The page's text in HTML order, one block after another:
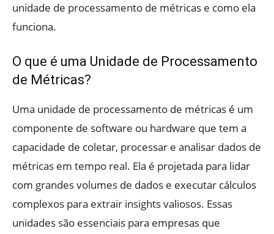
unidade de processamento de métricas e como ela
funciona.
O que é uma Unidade de Processamento
de Métricas?
Uma unidade de processamento de métricas é um
componente de software ou hardware que tem a
capacidade de coletar, processar e analisar dados de
métricas em tempo real. Ela é projetada para lidar
com grandes volumes de dados e executar cálculos
complexos para extrair insights valiosos. Essas
unidades são essenciais para empresas que